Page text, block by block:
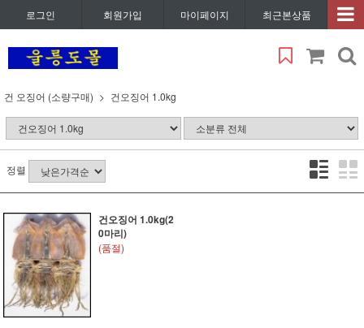
로그인 회원가입 마이페이지 최근본상품
건 오징어 (소량구매) 건오징어 1.0kg
정렬
건오징어 1.0kg(2
0마리)
(품절)